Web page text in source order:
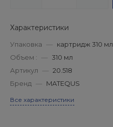
Характеристики
Упаковка — картридж 310 мл
Объем : — 310 мл
Артикул — 20.518
Бренд — MATEQUS
Все характеристики